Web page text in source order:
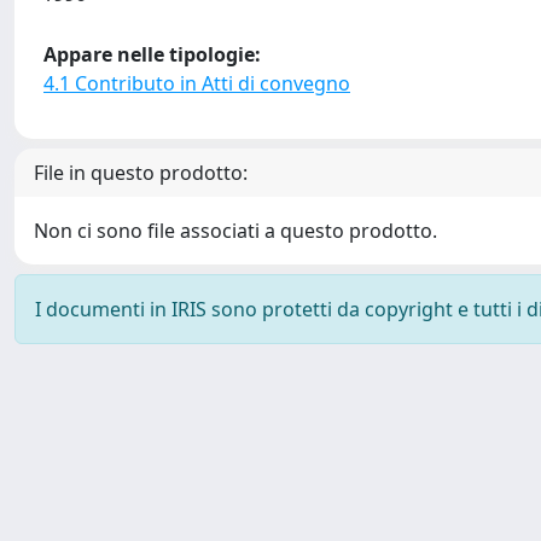
Appare nelle tipologie:
4.1 Contributo in Atti di convegno
File in questo prodotto:
Non ci sono file associati a questo prodotto.
I documenti in IRIS sono protetti da copyright e tutti i